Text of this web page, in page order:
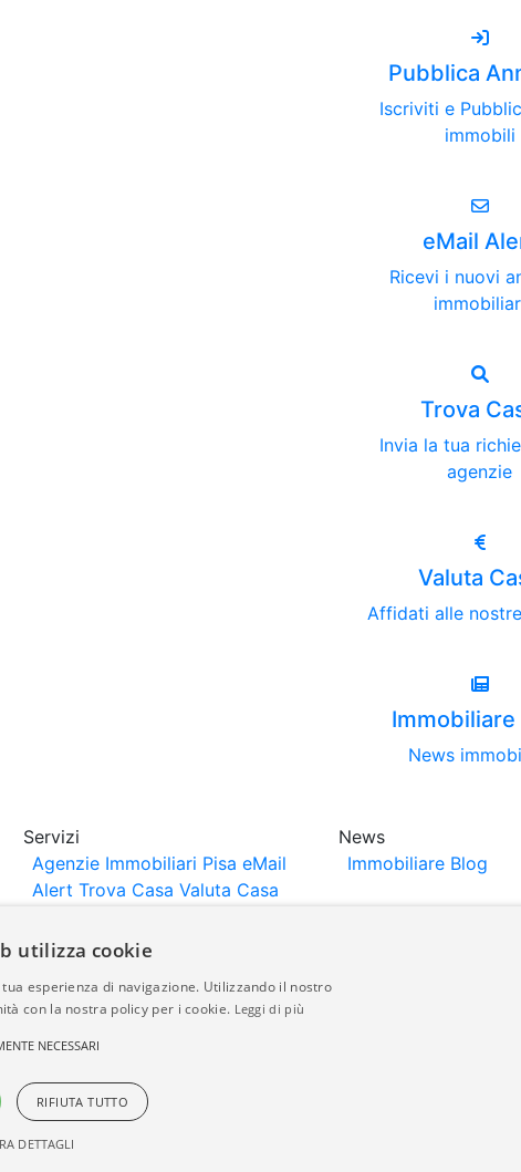
Pubblica
Iscriviti e
immobili
eMail
Ricevi i nuovi
Trova
Invia la tua
agenzie
Valuta
Affidati alle
Immobiliare
News
Servizi
Agenzie Immobiliari Pisa eMail
Alert Trova Casa Valuta Casa
News
Immobiliare Blog
agenzie immobiliari e costruttori. La pubblicazione degli
della normativa in materia di privacy e/o di
utilizza cookie
esperienza di navigazione. Utilizzando il nostro
con la nostra policy per i cookie. Leggi di più
NECESSARI
RIFIUTA TUTTO
DETTAGLI